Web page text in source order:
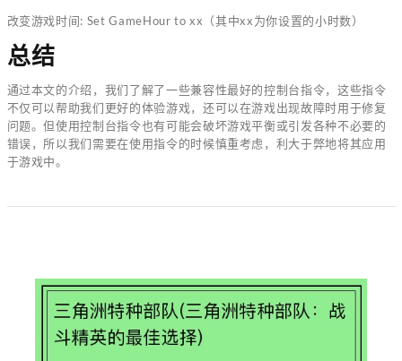
改变游戏时间: Set GameHour to xx（其中xx为你设置的小时数）
总结
通过本文的介绍，我们了解了一些兼容性最好的控制台指令，这些指令
不仅可以帮助我们更好的体验游戏，还可以在游戏出现故障时用于修复
问题。但使用控制台指令也有可能会破坏游戏平衡或引发各种不必要的
错误，所以我们需要在使用指令的时候慎重考虑，利大于弊地将其应用
于游戏中。